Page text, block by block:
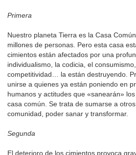
Primera
Nuestro planeta Tierra es la Casa
millones de personas. Pero esta casa
cimientos están afectados por una
individualismo, la codicia, el
competitividad… la están destruyendo.
unirse a quienes ya están poniendo en
humanos y actitudes que «sanearán»
casa común. Se trata de sumarse a
comunidad, poder sanar y transformar.
Segunda
El deterioro de los cimientos provoca